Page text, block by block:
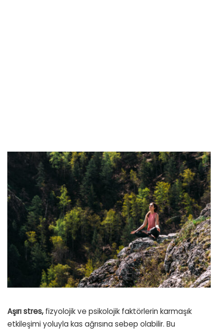
Aşırı stres,fizyolojik ve psikolojik faktörlerin karmaşık
etkileşimi yoluyla kas ağrısına sebep olabilir. Bu